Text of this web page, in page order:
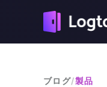
ブログ/製品